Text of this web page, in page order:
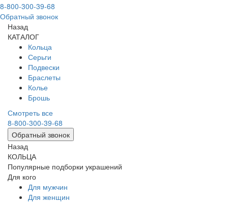
8-800-300-39-68
Обратный звонок
Назад
КАТАЛОГ
Кольца
Серьги
Подвески
Браслеты
Колье
Брошь
Смотреть все
8-800-300-39-68
Обратный звонок
Назад
КОЛЬЦА
Популярные подборки украшений
Для кого
Для мужчин
Для женщин